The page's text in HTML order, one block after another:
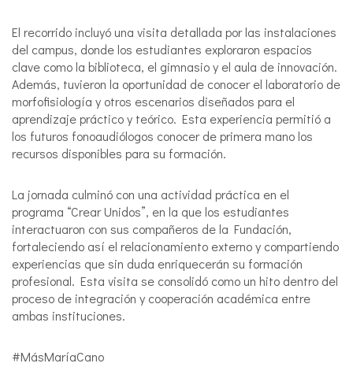
El recorrido incluyó una visita detallada por las instalaciones
del campus, donde los estudiantes exploraron espacios
clave como la biblioteca, el gimnasio y el aula de innovación.
Además, tuvieron la oportunidad de conocer el laboratorio de
morfofisiología y otros escenarios diseñados para el
aprendizaje práctico y teórico. Esta experiencia permitió a
los futuros fonoaudiólogos conocer de primera mano los
recursos disponibles para su formación.
La jornada culminó con una actividad práctica en el
programa “Crear Unidos”, en la que los estudiantes
interactuaron con sus compañeros de la Fundación,
fortaleciendo así el relacionamiento externo y compartiendo
experiencias que sin duda enriquecerán su formación
profesional. Esta visita se consolidó como un hito dentro del
proceso de integración y cooperación académica entre
ambas instituciones.
#MásMaríaCano